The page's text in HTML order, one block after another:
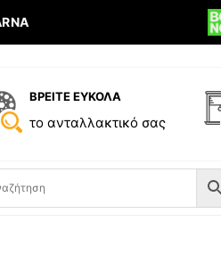
ΒΡΕΙΤΕ ΕΥΚΟΛΑ
το ανταλλακτικό σας